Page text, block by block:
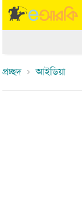
প্রচ্ছদ আইডিয়া